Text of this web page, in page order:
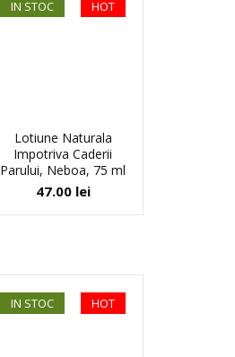
HOT
IN STOC
Lotiune Naturala
Impotriva Caderii
Parului, Neboa, 75 ml
47.00 lei
HOT
IN STOC